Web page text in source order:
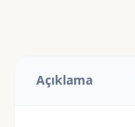
Açıklama